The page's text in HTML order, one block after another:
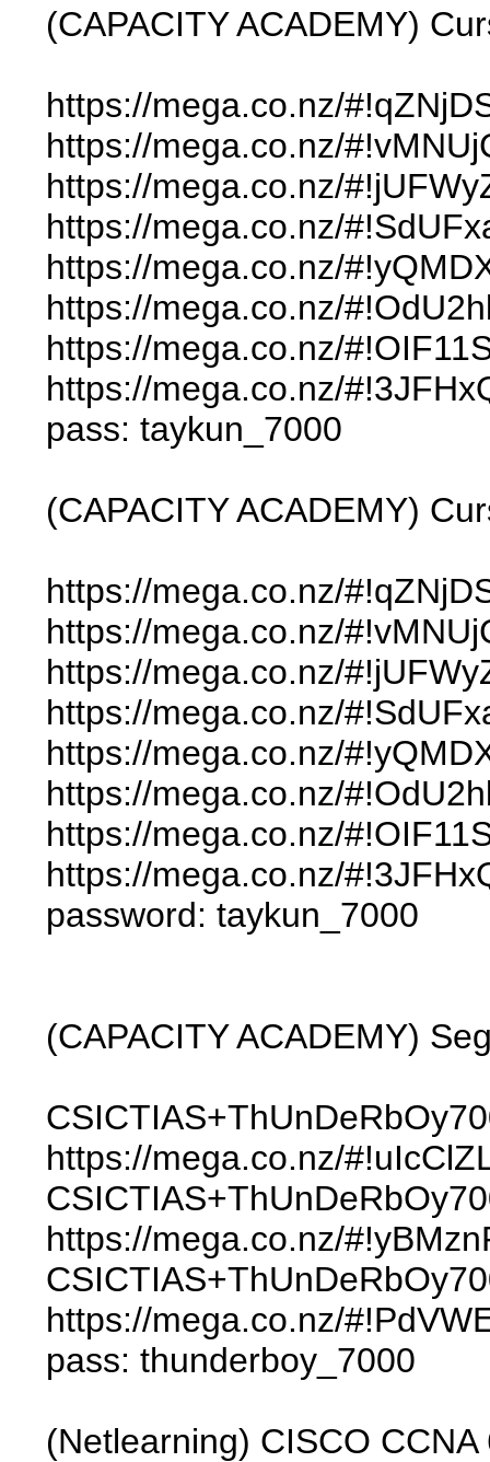
(CAPACITY ACADEMY)
https://mega.co.nz/
https://mega.co.nz/
https://mega.co.nz/
https://mega.co.nz/
https://mega.co.nz/
https://mega.co.nz/
https://mega.co.nz/
https://mega.co.nz/
pass: taykun_7000
(CAPACITY ACADEMY)
https://mega.co.nz/
https://mega.co.nz/
https://mega.co.nz/
https://mega.co.nz/
https://mega.co.nz/
https://mega.co.nz/
https://mega.co.nz/
https://mega.co.nz/
password: taykun_7000
(CAPACITY ACADEMY)
https://mega.co.nz/
https://mega.co.nz/
https://mega.co.nz/
pass: thunderboy_7000
(Netlearning) CISCO